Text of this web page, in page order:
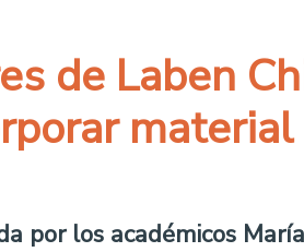
de Laben
por los académicos